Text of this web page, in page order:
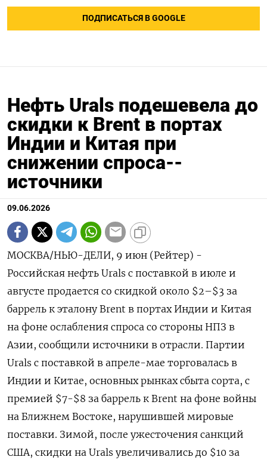
ПОДПИСАТЬСЯ В GOOGLE
Нефть Urals подешевела до
скидки к Brent в портах
Индии и Китая при
снижении спроса--
источники
09.06.2026
МОСКВА/НЬЮ-ДЕЛИ, 9 июн (Рейтер) -
Российская нефть Urals с поставкой в июле и
августе продается со скидкой около $2–$3 за
баррель к эталону Brent ‌в портах Индии и Китая
на фоне ослабления спроса со стороны НПЗ в
Азии, сообщили источники в отрасли. Партии
Urals с поставкой ​в апреле-мае торговалась в ​
Индии ​и Китае, основных рынках ⁠сбыта сорта, с
премией $7-$8 за баррель ‌к Brent на фоне войны
‌на Ближнем Востоке, нарушившей мировые
поставки. Зимой, после ужесточения санкций
США, скидки ​на Urals увеличивались до $10 за